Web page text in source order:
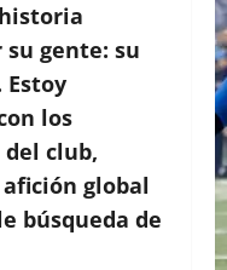
gente: su
los
club,
global
búsqueda de